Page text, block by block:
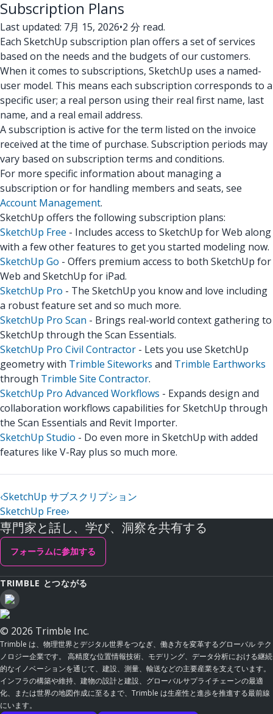
Subscription Plans
Last updated: 7月 15, 2026•2 分 read.
Each SketchUp subscription plan offers a set of services
based on the needs and the budgets of our customers.
When it comes to subscriptions, SketchUp uses a named-
user model. This means each subscription corresponds to a
specific user; a real person using their real first name, last
name, and a real email address.
A subscription is active for the term listed on the invoice
received at the time of purchase. Subscription periods may
vary based on subscription terms and conditions.
For more specific information about managing a
subscription or for handling members and seats, see
Account Management.
SketchUp offers the following subscription plans:
SketchUp Free - Includes access to SketchUp for Web along
with a few other features to get you started modeling now.
SketchUp Go - Offers premium access to both SketchUp for
Web and SketchUp for iPad.
SketchUp Pro - The SketchUp you know and love including
a robust feature set and so much more.
SketchUp Pro Scan - Brings real-world context gathering to
SketchUp through the Scan Essentials.
SketchUp Pro Civil Contractor - Lets you use SketchUp
geometry with Trimble Siteworks and Trimble Earthworks
through Trimble Site Contractor.
SketchUp Pro Advanced Workflows - Expands design and
collaboration workflows capabilities for SketchUp through
the Scan Essentials and Revit Importer.
SketchUp Studio - Do even more in SketchUp with added
features like V-Ray plus so much more.
‹SketchUp サブスクリプション
SketchUp Free›
専門家と話し、学び、洞察を共有する
フォーラムに参加する
TRIMBLE とつながる
© 2026 Trimble Inc.
Trimble は、物理世界とデジタル世界をつなぎ、働き方を変革するグローバル テク
ノロジー企業です。 高精度な位置情報技術、モデリング、データ分析における継続
的なイノベーションを通じて、建設、測量、輸送などの主要産業を支えています。
インフラの構築や維持、建物の設計と建設、グローバルサプライチェーンの最適
化、または世界の地図作成に至るまで、Trimble は生産性と進歩を推進する最前線
にいます。